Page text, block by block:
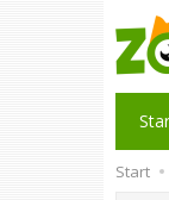
Start